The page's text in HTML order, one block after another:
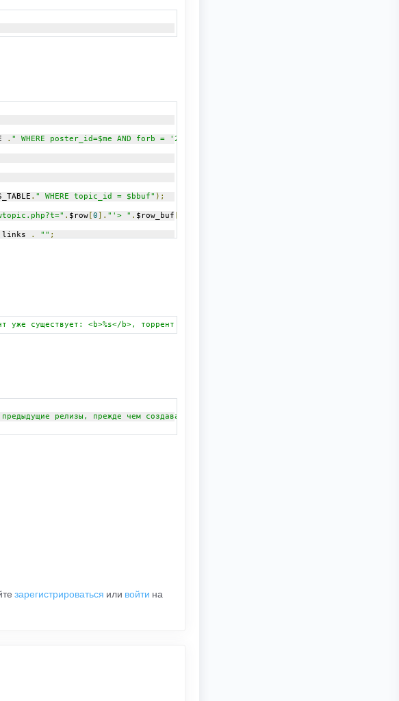
. " WHERE poster_id=$me AND forb = '2'"
. " WHERE topic_id = $bbuf" );
. $row 0 ]. "'> " . $row_buf
. "" ;
уже существует: <b>%s</b>, торрент проверен: <span style="color:#FF0000">%s</
релизы, прежде чем создавать новые.<br><br><strong>Недооформленные
зарегистрироваться или войти на